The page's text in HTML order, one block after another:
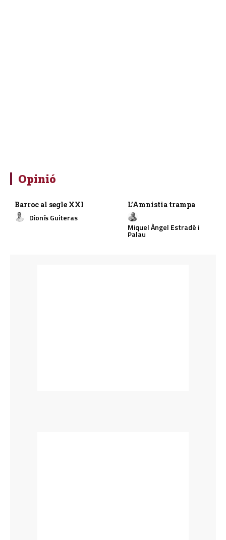
Opinió
Barroc al segle XXI
Dionís Guiteras
L’Amnistia trampa
Miquel Àngel Estradé i
Palau